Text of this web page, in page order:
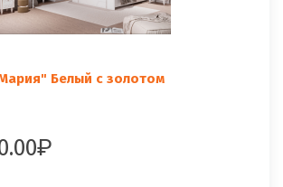
Белый с золотом